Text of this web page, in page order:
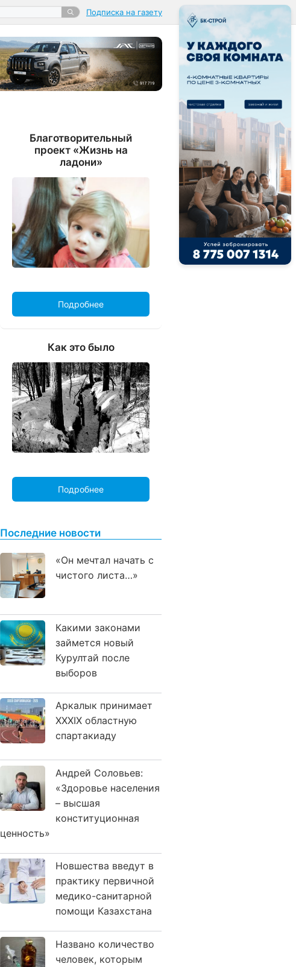
Подписка на газету
Благотворительный
проект «Жизнь на
ладони»
Подробнее
Как это было
Подробнее
Последние новости
«Он мечтал начать с
чистого листа…»
Какими законами
займется новый
Курултай после
выборов
Аркалык принимает
XXXIX областную
спартакиаду
Андрей Соловьев:
«Здоровье населения
– высшая
конституционная
ценность»
Новшества введут в
практику первичной
медико-санитарной
помощи Казахстана
Названо количество
человек, которым